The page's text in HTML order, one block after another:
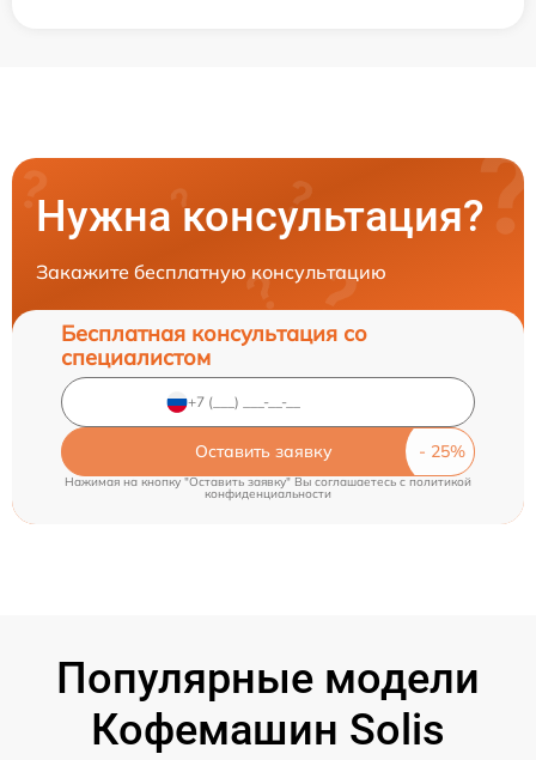
Нужна консультация?
Закажите бесплатную консультацию
Бесплатная консультация со
специалистом
Оставить заявку
Нажимая на кнопку "Оставить заявку" Вы соглашаетесь cполитикой
конфиденциальности
Популярные модели
Кофемашин Solis